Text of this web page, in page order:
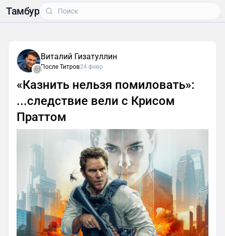
Тамбур
Виталий Гизатуллин
После Титров24 февр
«Казнить нельзя помиловать»:
...следствие вели с Крисом
Праттом